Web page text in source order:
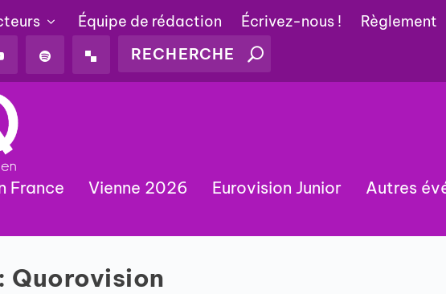
Équipe de rédaction Écrivez-nous ! Règlement
France Vienne 2026 Eurovision Junior Autres
Quorovision